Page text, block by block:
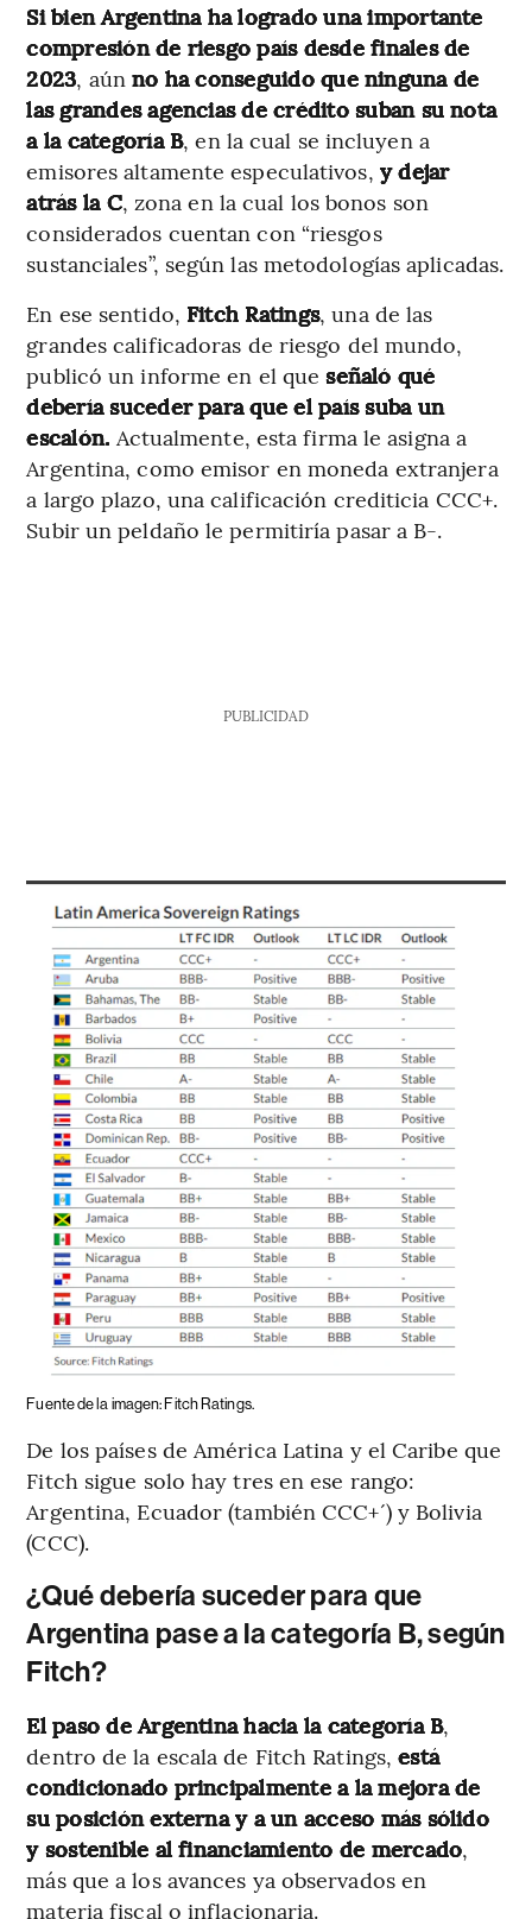
Si bien Argentina ha logrado una importante
compresión de riesgo país desde finales de
2023, aún no ha conseguido que ninguna de
las grandes agencias de crédito suban su nota
a la categoría B, en la cual se incluyen a
emisores altamente especulativos, y dejar
atrás la C, zona en la cual los bonos son
considerados cuentan con “riesgos
sustanciales”, según las metodologías aplicadas.
En ese sentido, Fitch Ratings, una de las
grandes calificadoras de riesgo del mundo,
publicó un informe en el queseñaló qué
debería suceder para que el país suba un
escalón. Actualmente, esta firma le asigna a
Argentina, como emisor en moneda extranjera
a largo plazo, una calificación crediticia CCC+.
Subir un peldaño le permitiría pasar a B-.
PUBLICIDAD
Fuente de la imagen: Fitch Ratings.
De los países de América Latina y el Caribe que
Fitch sigue solo hay tres en ese rango:
Argentina, Ecuador (también CCC+´) y Bolivia
(CCC).
¿Qué debería suceder para que
Argentina pase a la categoría B, según
Fitch?
El paso de Argentina hacia la categoría B,
dentro de la escala de Fitch Ratings,está
condicionado principalmente a la mejora de
su posición externa y a un acceso más sólido
y sostenible al financiamiento de mercado,
más que a los avances ya observados en
materia fiscal o inflacionaria.